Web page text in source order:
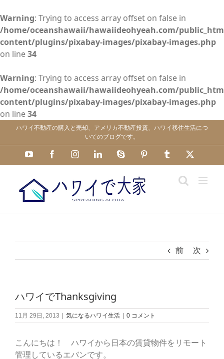
Warning: Trying to access array offset on false in
/home/oceanshawaii/hawaiideohyeah.com/
content/plugins/pixabay-images/pixabay-images.php
on line34
Warning: Trying to access array offset on false in
/home/oceanshawaii/hawaiideohyeah.com/
content/plugins/pixabay-images/pixabay-images.php
on line34
content
ハワイ不動産の購入と売却、アメリカ不動産投資、ハワイ移住生活につ
いてのブログです。
YouTube FacebookInstagramLinkedInSkype Pinterest Tumblr
前 次
ハワイでThanksgiving
11月 29日, 2013 気になるハワイ生活 0 コメント
こんにちは！ ハワイから日本の賃貸物件をリモート
管理しているエバンです。